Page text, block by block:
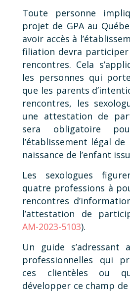
Toute personne
projet de GPA au
avoir accès à
filiation devra participer
rencontres. Cela
les personnes qui
que les parents
rencontres, les
une attestation de
sera obligatoire
l’établissement légal
naissance de l’enfant issu
Les sexologues
quatre professions à
rencontres
l’attestation de
AM-2023-5103).
Un guide s’adressant
professionnelles qui
ces clientèles ou
développer ce champ